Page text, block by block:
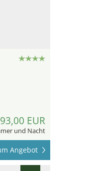
EUR
und Nacht
Angebot